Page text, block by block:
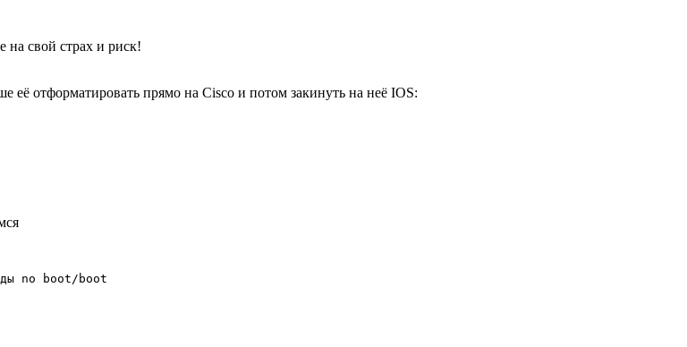
на свой страх и риск!
отформатировать прямо на Cisco и потом закинуть на неё IOS:
no boot/boot